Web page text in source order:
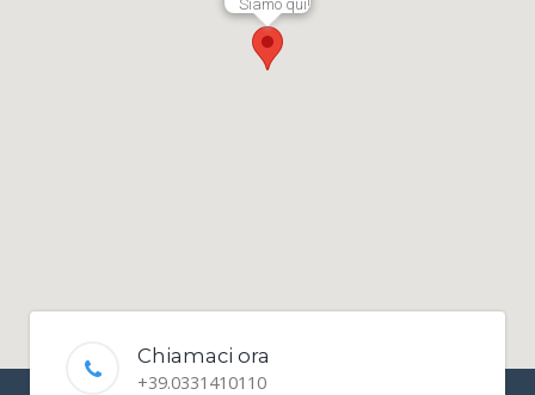
Siamo qui!
Chiamaci ora
+39.0331410110